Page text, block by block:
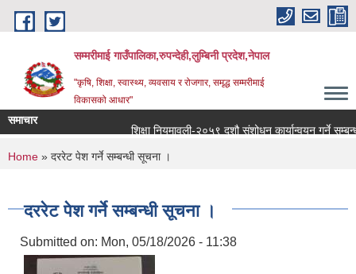
Skip to main content
सम्मरीमाई गाउँपालिका,रुपन्देही,लुम्बिनी प्रदेश,नेपाल
"कृषि, शिक्षा, स्वास्थ्य, व्यवसाय र रोजगार, समृद्ध सम्मरीमाई
विकासको आधार"
समाचार
शिक्षा नियमावली-२०५९ दशौ संशोधन कार्यान्वयन गर्ने सम्बन्धमा
You are here
Home » दररेट पेश गर्ने सम्बन्धी सूचना ।
दररेट पेश गर्ने सम्बन्धी सूचना ।
Submitted on: Mon, 05/18/2026 - 11:38